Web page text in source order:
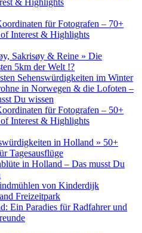
& Highlights
für Fotografen – 70+
Interest & Highlights
Sakrisøy & Reine » Die
5km der Welt !?
Sehenswürdigkeiten im Winter
in Norwegen & die Lofoten –
Du wissen
für Fotografen – 50+
Interest & Highlights
in Holland » 50+
Tagesausflüge
in Holland – Das musst Du
von Kinderdijk
Freizeitpark
Ein Paradies für Radfahrer und